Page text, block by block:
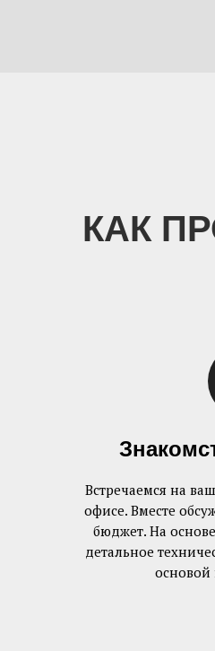
КАК
Встречаемся на
офисе. Вместе
бюджет. На
детальное
основой